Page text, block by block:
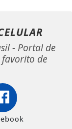
- Portal de
de